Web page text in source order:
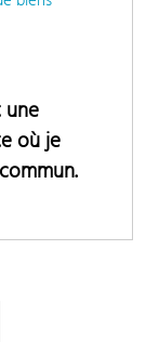
une
où je